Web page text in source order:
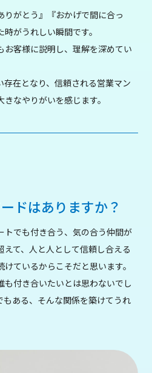
りがとう』『おかげで間に合っ
がうれしい瞬間です。
お客様に説明し、理解を深めてい
存在となり、信頼される営業マン
なやりがいを感じます。
ドはありますか？
トでも付き合う、気の合う仲間が
て、人と人として信頼し合える
ているからこそだと思います。
も付き合いたいとは思わないでし
もある、そんな関係を築けてうれ